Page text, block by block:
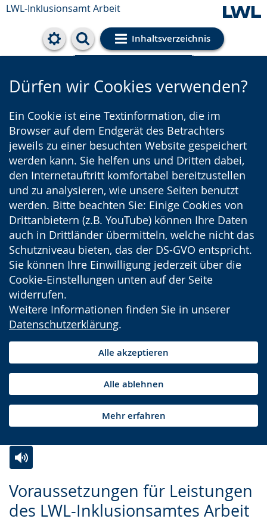
LWL-Inklusionsamt Arbeit
Inhaltsverzeichnis
Cookie-Einstellungen
Dürfen wir Cookies verwenden?
Ein Cookie ist eine Textinformation, die im
Browser auf dem Endgerät des Betrachters
jeweils zu einer besuchten Website gespeichert
werden kann. Sie helfen uns und Dritten dabei,
den Internetauftritt komfortabel bereitzustellen
und zu analysieren, wie unsere Seiten benutzt
werden. Bitte beachten Sie: Einige Cookies von
Drittanbietern (z.B. YouTube) können Ihre Daten
auch in Drittländer übermitteln, welche nicht das
Schutzniveau bieten, das der DS-GVO entspricht.
Sie können Ihre Einwilligung jederzeit über die
Cookie-Einstellungen unten auf der Seite
widerrufen.
Weitere Informationen finden Sie in unserer
Datenschutzerklärung.
Alle akzeptieren
Alle ablehnen
Mehr erfahren
Voraussetzungen für Leistungen
des LWL-Inklusionsamtes Arbeit
Leichten
Sprache
Audio-
Unterstützung.
Video
in